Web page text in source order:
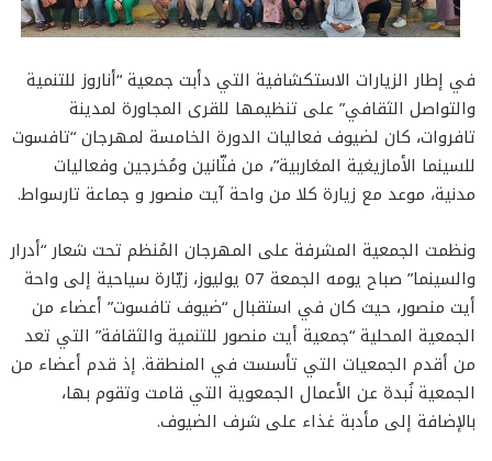
في إطار الزيارات الاستكشافية التي دأبت جمعية “أناروز للتنمية
والتواصل الثقافي” على تنظيمها للقرى المجاورة لمدينة
تافروات، كان لضيوف فعاليات الدورة الخامسة لمهرجان “تافسوت
للسينما الأمازيغية المغاربية”، من فنّانين ومُخرجين وفعاليات
مدنية، موعد مع زيارة كلا من واحة آيت منصور و جماعة تارسواط.
ونظمت الجمعية المشرفة على المهرجان المُنظم تحت شعار “أدرار
والسينما” صباح يومه الجمعة 07 يوليوز، زيّارة سياحية إلى واحة
أيت منصور، حيث كان في استقبال “ضيوف تافسوت” أعضاء من
الجمعية المحلية “جمعية أيت منصور للتنمية والثقافة” التي تعد
من أقدم الجمعيات التي تأسست في المنطقة. إذ قدم أعضاء من
الجمعية نُبدة عن الأعمال الجمعوية التي قامت وتقوم بها،
بالإضافة إلى مأدبة غذاء على شرف الضيوف.